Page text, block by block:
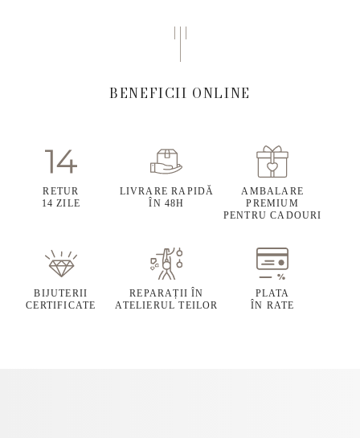
BENEFICII ONLINE
RETUR
14 ZILE
LIVRARE RAPIDĂ
ÎN 48H
AMBALARE
PREMIUM
PENTRU CADOURI
BIJUTERII
CERTIFICATE
REPARAȚII ÎN
ATELIERUL TEILOR
PLATA
ÎN RATE